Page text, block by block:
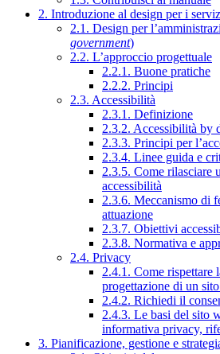
2. Introduzione al design per i
2.1. Design per
government)
2.2. L’approccio progettuale
2.2.1. Buone pratiche
2.2.2. Principi
2.3. Accessibilità
2.3.1. Definizione
2.3.2. Accessibilità by
2.3.3. Principi per
2.3.4. Linee guida e
2.3.5. Come rilasciare
accessibilità
2.3.6. Meccanismo di
attuazione
2.3.7. Obiettivi
2.3.8. Normativa e
2.4. Privacy
2.4.1. Come rispettare
progettazione di un
2.4.2. Richiedi il
2.4.3. Le basi del sito
informativa privacy,
3. Pianificazione, gestione e